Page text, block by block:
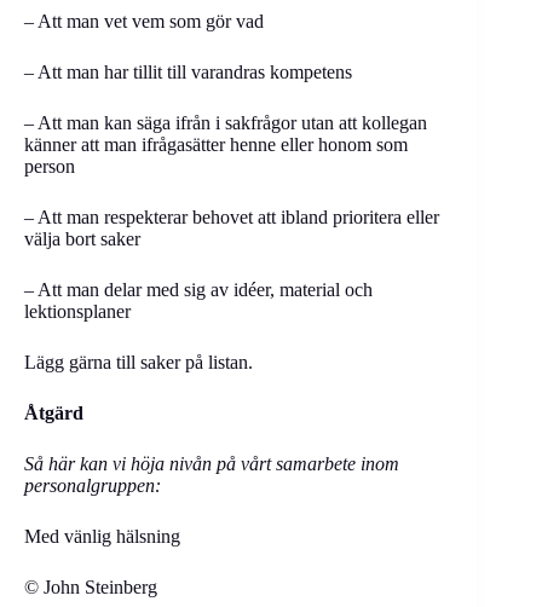
– Att man vet vem som gör vad
– Att man har tillit till varandras kompetens
– Att man kan säga ifrån i sakfrågor utan att kollegan
känner att man ifrågasätter henne eller honom som
person
– Att man respekterar behovet att ibland prioritera eller
välja bort saker
– Att man delar med sig av idéer, material och
lektionsplaner
Lägg gärna till saker på listan.
Åtgärd
Så här kan vi höja nivån på vårt samarbete inom
personalgruppen:
Med vänlig hälsning
© John Steinberg